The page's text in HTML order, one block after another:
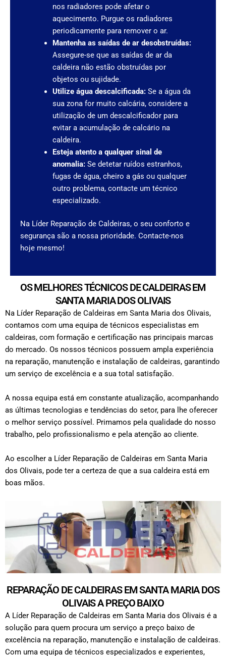
nos radiadores pode afetar o
aquecimento. Purgue os radiadores
periodicamente para remover o ar.
Mantenha as saídas de ar desobstruídas:
Assegure-se que as saídas de ar da
caldeira não estão obstruídas por
objetos ou sujidade.
Utilize água descalcificada:Se a água da
sua zona for muito calcária, considere a
utilização de um descalcificador para
evitar a acumulação de calcário na
caldeira.
Esteja atento a qualquer sinal de
anomalia:Se detetar ruídos estranhos,
fugas de água, cheiro a gás ou qualquer
outro problema, contacte um técnico
especializado.
Na Líder Reparação de Caldeiras, o seu conforto e
segurança são a nossa prioridade. Contacte-nos
hoje mesmo!
OS MELHORES TÉCNICOS DE CALDEIRAS EM
SANTA MARIA DOS OLIVAIS
Na Líder Reparação de Caldeiras em Santa Maria dos Olivais,
contamos com uma equipa de técnicos especialistas em
caldeiras, com formação e certificação nas principais marcas
do mercado. Os nossos técnicos possuem ampla experiência
na reparação, manutenção e instalação de caldeiras, garantindo
um serviço de excelência e a sua total satisfação.
A nossa equipa está em constante atualização, acompanhando
as últimas tecnologias e tendências do setor, para lhe oferecer
o melhor serviço possível. Primamos pela qualidade do nosso
trabalho, pelo profissionalismo e pela atenção ao cliente.
Ao escolher a Líder Reparação de Caldeiras em Santa Maria
dos Olivais, pode ter a certeza de que a sua caldeira está em
boas mãos.
REPARAÇÃO DE CALDEIRAS EM SANTA MARIA DOS
OLIVAIS A PREÇO BAIXO
A Líder Reparação de Caldeiras em Santa Maria dos Olivais é a
solução para quem procura um serviço a preço baixo de
excelência na reparação, manutenção e instalação de caldeiras.
Com uma equipa de técnicos especializados e experientes,